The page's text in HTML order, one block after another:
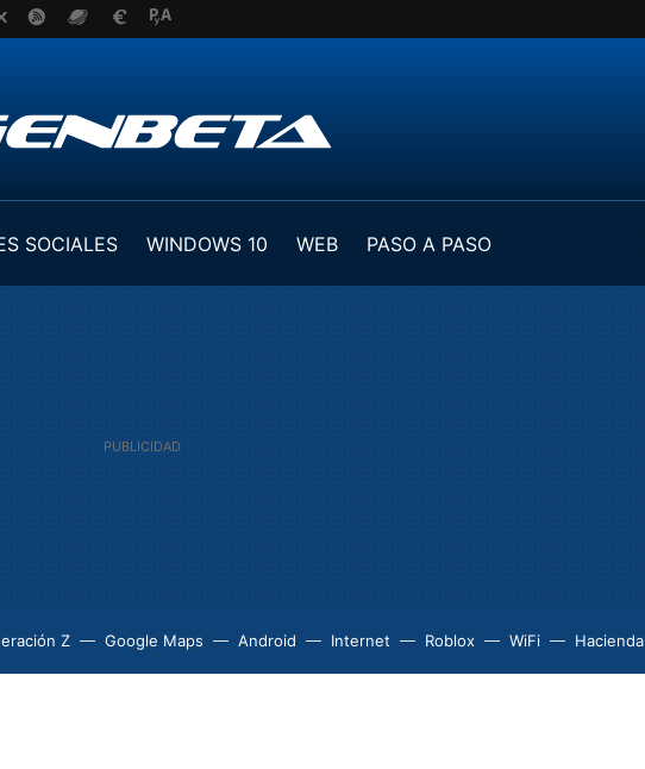
SOCIALES WINDOWS 10 WEB
PASO A PASO
Z Google Maps Android Internet Roblox WiFi Hacienda